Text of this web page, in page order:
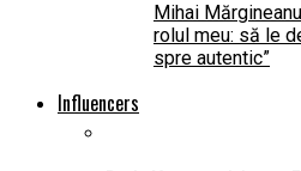
Mihai
rolul meu: să le
spre autentic”
Influencers